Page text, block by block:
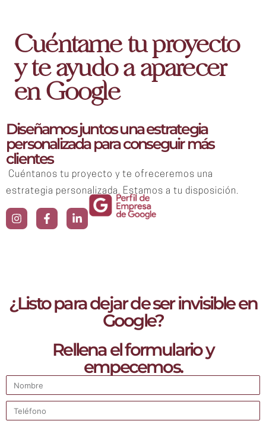
Cuéntame tu proyecto
y te ayudo a aparecer
en Google
Diseñamos juntos una estrategia
personalizada para conseguir más
clientes
Cuéntanos tu proyecto y te ofreceremos una
estrategia personalizada. Estamos a tu disposición.
¿Listo para dejar de ser invisible en
Google?
Rellena el formulario y
empecemos.